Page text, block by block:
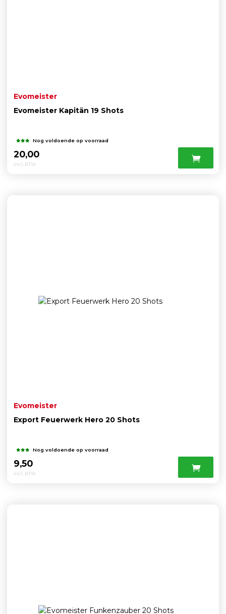
Evomeister
Evomeister Kapitän 19 Shots
Nog voldoende op voorraad
20,00
Incl. BTW
Evomeister
Export Feuerwerk Hero 20 Shots
Nog voldoende op voorraad
9,50
Incl. BTW